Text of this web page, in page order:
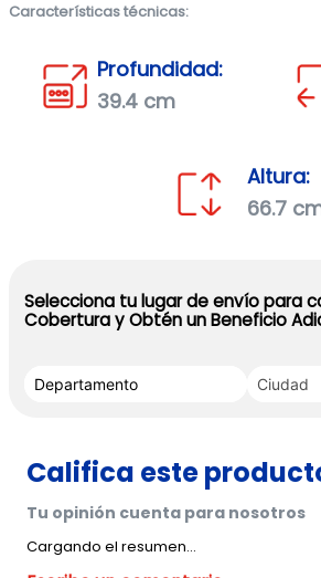
Características técnicas:
Profundidad:
39.4 cm
Altura:
66.7
Selecciona tu lugar de envío para
Cobertura y Obtén un Beneficio
Cargando el resumen…